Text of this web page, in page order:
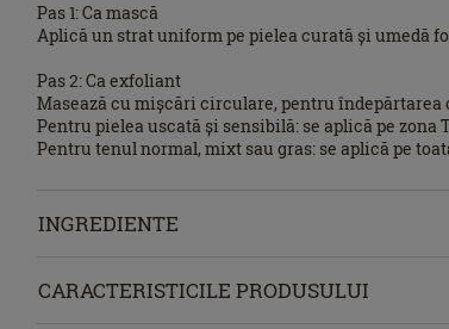
Pas 1: Ca mască
Aplică un strat uniform pe pielea curată și umedă
Pas 2: Ca exfoliant
Masează cu mișcări circulare, pentru
Pentru pielea uscată și sensibilă: se aplică pe zona
Pentru tenul normal, mixt sau gras: se aplică pe
INGREDIENTE
CARACTERISTICILE PRODUSULUI